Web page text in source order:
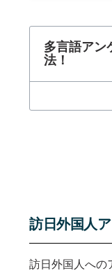
多言語アン
法！
訪日外国人
訪日外国人への